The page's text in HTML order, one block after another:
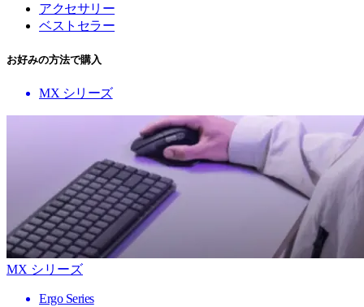
アクセサリー
ベストセラー
お好みの方法で購入
MX シリーズ
MX シリーズ
Ergo Series